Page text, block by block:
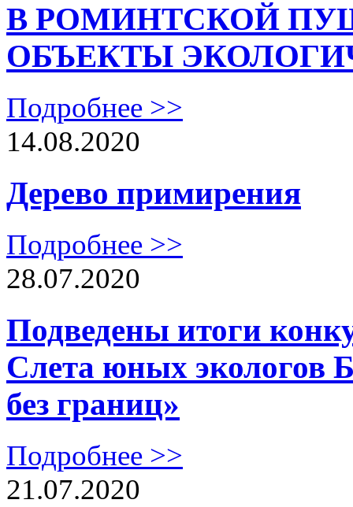
В РОМИНТСКОЙ
ОБЪЕКТЫ
Подробнее >>
14.08.2020
Дерево примирения
Подробнее >>
28.07.2020
Подведены итоги
Слета юных экологов
без границ»
Подробнее >>
21.07.2020